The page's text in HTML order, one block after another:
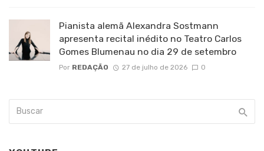
Pianista alemã Alexandra Sostmann
apresenta recital inédito no Teatro Carlos
Gomes Blumenau no dia 29 de setembro
Por REDAÇÃO 27 de julho de 2026 0